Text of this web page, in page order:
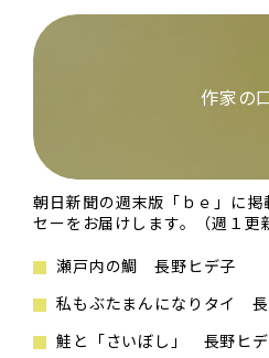
作家の
朝日新聞の週末版「ｂｅ」に
セーをお届けします。（週１更
瀬戸内の鯛 長野ヒデ子
私もぶたまんになりタイ
鮭と「さいぼし」 長野ヒ